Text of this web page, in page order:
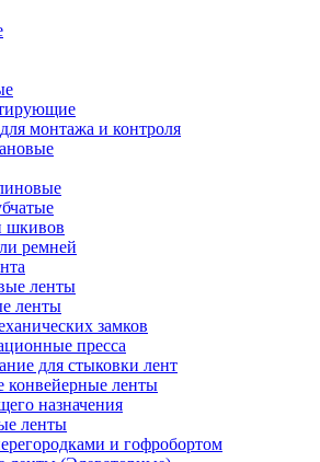
монтажа и контроля
шкивов
ремней
ленты
ленты
замков
пресса
для стыковки лент
конвейерные ленты
назначения
ленты
и гофробортом